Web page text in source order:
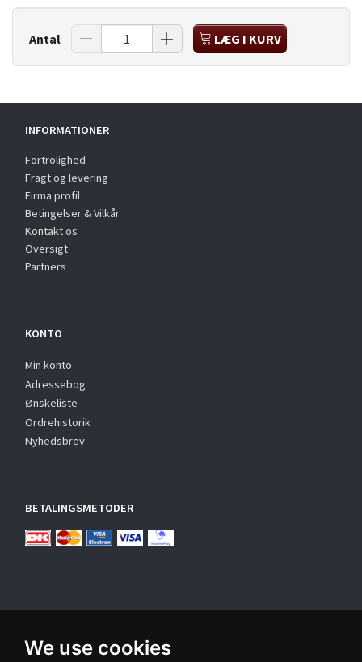
We use cookies
Antal LÆG I KURV
INFORMATIONER
Fortrolighed
Fragt og levering
Firma profil
Betingelser & Vilkår
Kontakt os
Oversigt
Partners
KONTO
Min konto
Adressebog
Ønskeliste
Ordrehistorik
Nyhedsbrev
BETALINGSMETODER
TILMELD NYHEDSBREV